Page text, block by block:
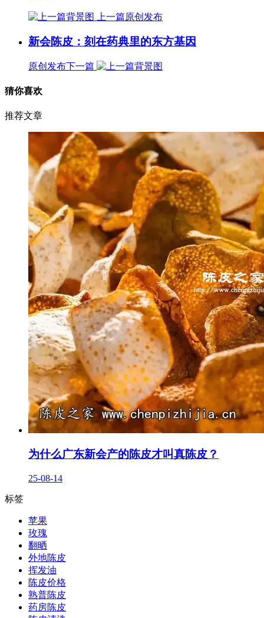
上一篇原创发布
新会陈皮：刻在药典里的东方基因
原创发布下一篇
猜你喜欢
推荐文章
为什么广东新会产的陈皮才叫真陈皮？
25-08-14
标签
苹果
玫瑰
翻晒
外地陈皮
挥发油
陈皮价格
熟普陈皮
药房陈皮